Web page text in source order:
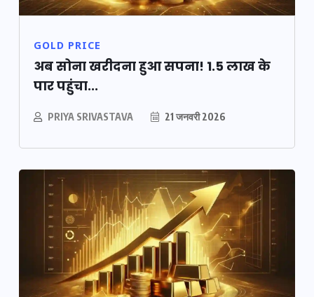
GOLD PRICE
अब सोना खरीदना हुआ सपना! 1.5 लाख के
पार पहुंचा...
PRIYA SRIVASTAVA 21 जनवरी 2026